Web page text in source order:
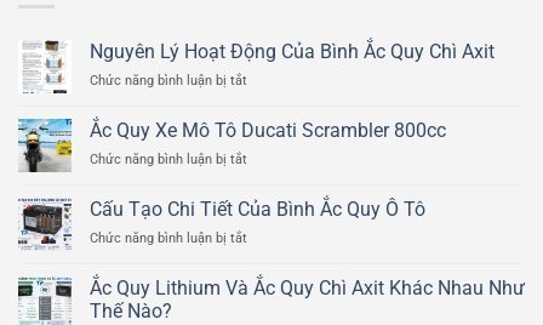
Nguyên Lý Hoạt Động Của Bình Ắc Quy Chì Axit
Chức năng bình luận bị tắt
Lý
Hoạt
Động
Bình
Quy
Axit
Ắc Quy Xe Mô Tô Ducati Scrambler 800cc
Chức năng bình luận bị tắt
Quy
Xe
Mô
Ducati
Scrambler
Cấu Tạo Chi Tiết Của Bình Ắc Quy Ô Tô
Chức năng bình luận bị tắt
Tạo
Chi
Ắc Quy Lithium Và Ắc Quy Chì Axit Khác Nhau Như
Thế Nào?